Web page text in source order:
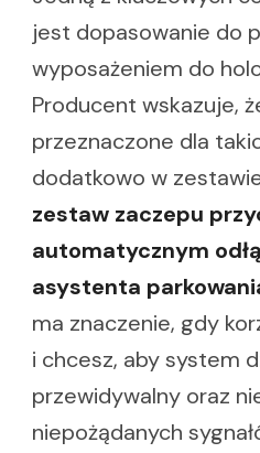
jest dopasowanie do
wyposażeniem do
Producent wskazuje,
przeznaczone dla
dodatkowo w
zestaw zaczepu
automatycznym
asystenta
ma znaczenie, gdy
i chcesz, aby system
przewidywalny oraz
niepożądanych